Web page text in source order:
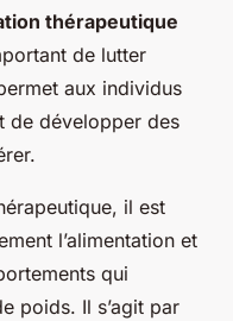
thérapeutique
de lutter
aux individus
de développer des
il est
l’alimentation et
qui
poids. Il s’agit par